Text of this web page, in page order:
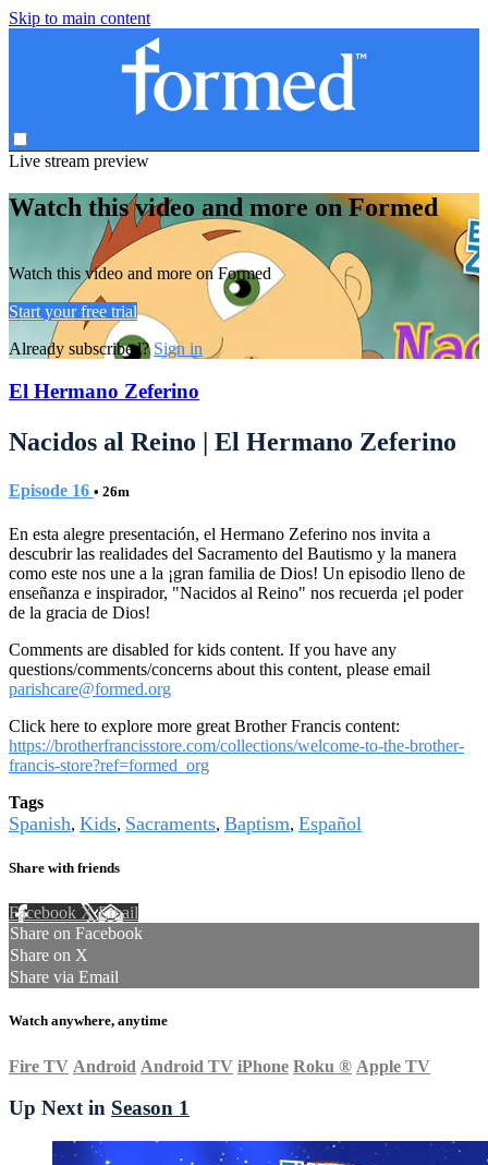
Skip to main content
Live stream preview
Watch this video and more on Formed
Watch this video and more on Formed
Start your free trial
Already subscribed?Sign in
El Hermano Zeferino
Nacidos al Reino | El Hermano Zeferino
Episode 16 • 26m
En esta alegre presentación, el Hermano Zeferino nos invita a
descubrir las realidades del Sacramento del Bautismo y la manera
como este nos une a la ¡gran familia de Dios! Un episodio lleno de
enseñanza e inspirador, "Nacidos al Reino" nos recuerda ¡el poder
de la gracia de Dios!
Comments are disabled for kids content. If you have any
questions/comments/concerns about this content, please email
parishcare@formed.org
Click here to explore more great Brother Francis content:
https://brotherfrancisstore.com/collections/welcome-to-the-brother-
francis-store?ref=formed_org
Tags
Spanish, Kids, Sacraments, Baptism, Español
Share with friends
Facebook XEmail
Share on Facebook
Share on X
Share via Email
Watch anywhere, anytime
Fire TV Android Android TV iPhone Roku ® Apple TV
Up Next in Season 1